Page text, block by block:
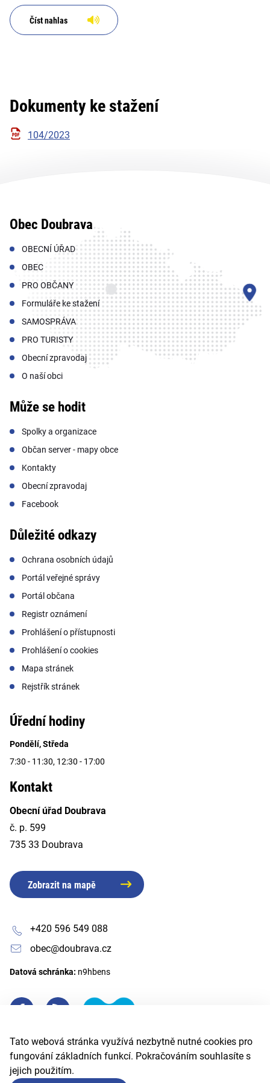
Tato webová stránka využívá nezbytně nutné cookies pro
fungování základních funkcí. Pokračováním souhlasíte s
jejich použitím.
Číst nahlas
Dokumenty ke stažení
104/2023
Obec Doubrava
OBECNÍ ÚŘAD
OBEC
PRO OBČANY
Formuláře ke stažení
SAMOSPRÁVA
PRO TURISTY
Obecní zpravodaj
O naší obci
Může se hodit
Spolky a organizace
Občan server - mapy obce
Kontakty
Obecní zpravodaj
Facebook
Důležité odkazy
Ochrana osobních údajů
Portál veřejné správy
Portál občana
Registr oznámení
Prohlášení o přístupnosti
Prohlášení o cookies
Mapa stránek
Rejstřík stránek
Úřední hodiny
Pondělí, Středa
7:30 - 11:30, 12:30 - 17:00
Kontakt
Obecní úřad Doubrava
č. p. 599
735 33 Doubrava
Zobrazit na mapě
+420 596 549 088
obec@doubrava.cz
Datová schránka: n9hbens